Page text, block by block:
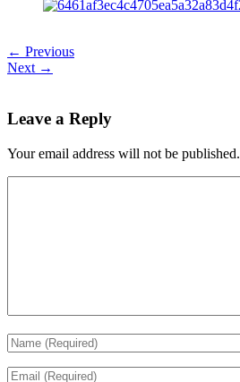
← Previous
Next →
Leave a Reply
Your email address will not be published.